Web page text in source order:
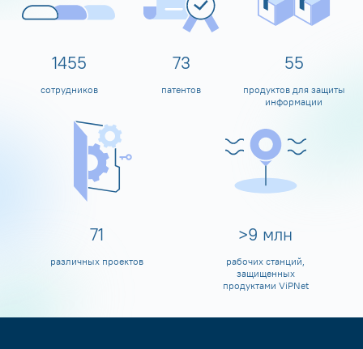
1599
сотрудников
80
патентов
60
продуктов для защиты
информации
80
различных проектов
>10 млн
рабочих станций,
защищенных
продуктами ViPNet